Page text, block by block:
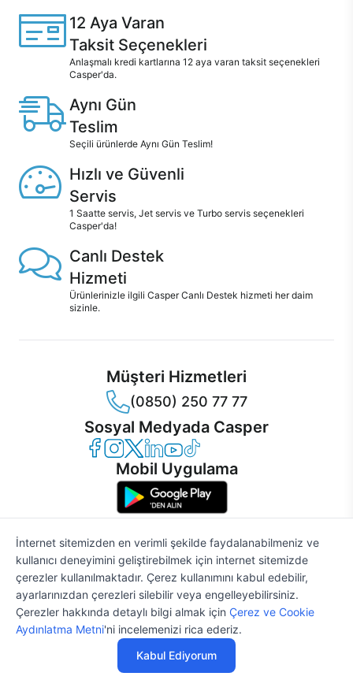
56.112 TL54.990 TL %2
12 Aya Varan
Taksit Seçenekleri
Anlaşmalı kredi kartlarına 12 aya varan taksit seçenekleri
Casper'da.
Aynı Gün
Teslim
Seçili ürünlerde Aynı Gün Teslim!
Hızlı ve Güvenli
Servis
1 Saatte servis, Jet servis ve Turbo servis seçenekleri
Casper'da!
Canlı Destek
Hizmeti
Ürünlerinizle ilgili Casper Canlı Destek hizmeti her daim
sizinle.
Müşteri Hizmetleri
(0850) 250 77 77
Sosyal Medyada Casper
Casper Facebook
Casper Instagram
Casper Twitter
Casper LinkedIn
Casper YouTube
Casper TikTok
Mobil Uygulama
© 2021 - 2026 Casper Bilgisayar Sistemleri A.Ş. Tüm Hakları Saklıdır
KVKK
Çerez Politikası
Bilgi Güvenliği
Bilgi Toplumu Hizmetleri
Mesafeli Satış Sözleşmesi
Aydınlatma Metni
İnternet sitemizden en verimli şekilde faydalanabilmeniz ve
kullanıcı deneyimini geliştirebilmek için internet sitemizde
çerezler kullanılmaktadır. Çerez kullanımını kabul edebilir,
ayarlarınızdan çerezleri silebilir veya engelleyebilirsiniz.
Çerezler hakkında detaylı bilgi almak için Çerez ve Cookie
Aydınlatma Metni'ni incelemenizi rica ederiz.
Kabul Ediyorum